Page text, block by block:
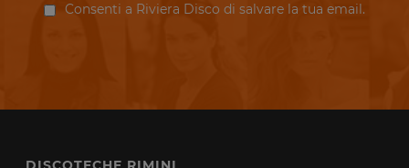
Consenti a Riviera Disco di salvare la tua email.